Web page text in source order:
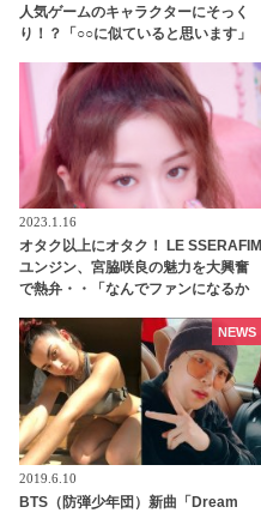
人気ゲームのキャラクターにそっく
り！？「○○に似ていると思います」
にもそっくりな見た目にファン大爆
笑「客観的な視点で自分を見てるね
ｗｗ」
2023.1.16
オタク以上にオタク！ LE SSERAFIM
ユンジン、宮脇咲良の魅力を大興奮
で熱弁・・「なんでファンになるか
かわいすぎる
2019.6.10
BTS（防弾少年団）新曲「Dream
NEWS